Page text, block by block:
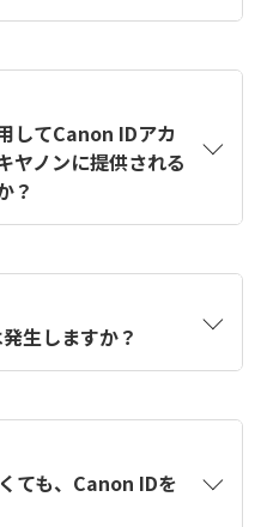
【カメラ】Canon IDとは
作成方法は？をご確認く
してCanon IDアカ
ヤノンに提供される
？
得します。アカウントを
、この情報を使用して
ムを入力します。
生しますか？
ても、Canon IDを